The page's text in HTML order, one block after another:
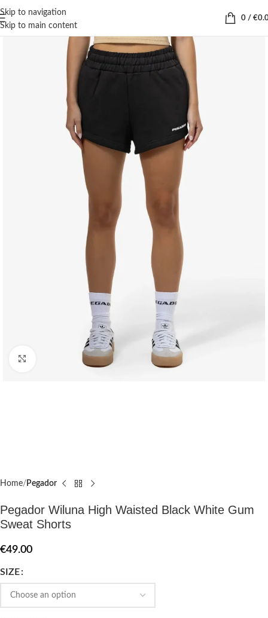
Skip to navigation
Skip to main content
0 / €
Click to enlarge
Home Pegador​
Pegador Wiluna High Waisted Black White Gum
Sweat Shorts
€49.00
SIZE